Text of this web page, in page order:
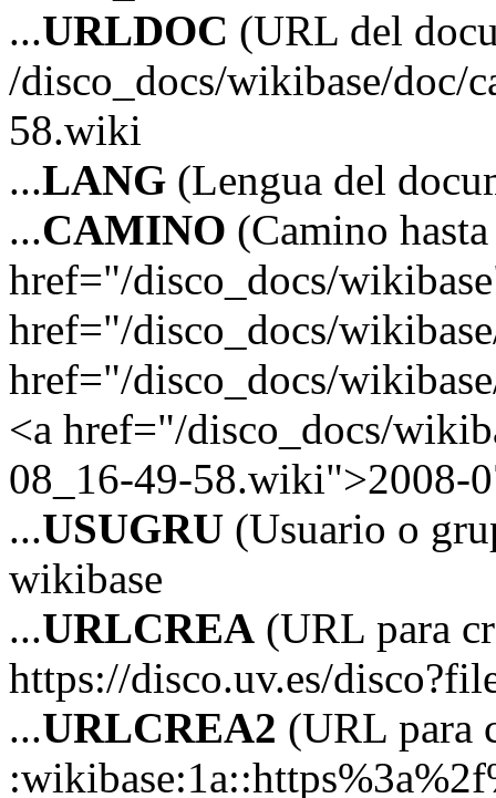
...URLDOC (URL del
/disco_docs/wikibase/doc/
58.wiki
...LANG (Lengua del
...CAMINO (Camino
href="/disco_docs/
href="/disco_docs/
href="/disco_docs/
<a href="/disco_docs/
08_16-49-58.wiki">2008-
...USUGRU (Usuario o
wikibase
...URLCREA (URL para
https://disco.uv.es/
...URLCREA2 (URL para